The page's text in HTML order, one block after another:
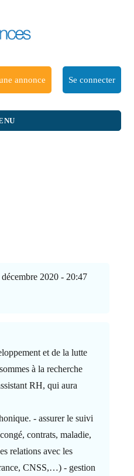
annonce Se connecter
décembre 2020 - 20:47
et de la lutte
à la recherche
RH, qui aura
- assurer le suivi
contrats, maladie,
relations avec les
CNSS,…) - gestion